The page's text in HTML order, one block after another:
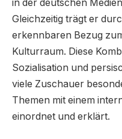
in der deutschen
Gleichzeitig trägt er
erkennbaren Bezug
Kulturraum. Diese
Sozialisation und
viele Zuschauer
Themen mit einem
einordnet und erklärt.